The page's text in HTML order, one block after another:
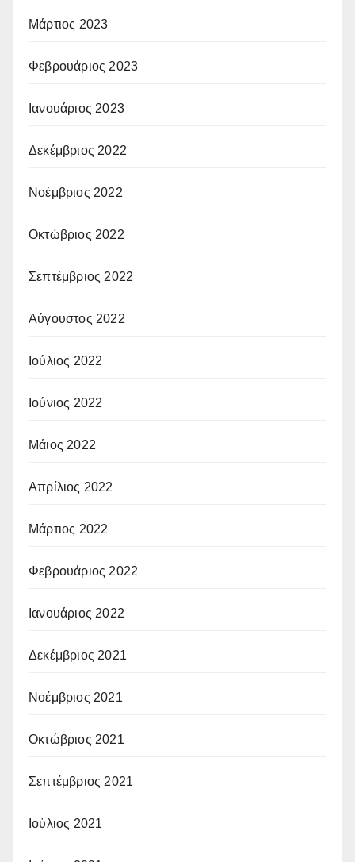
Μάρτιος 2023
Φεβρουάριος 2023
Ιανουάριος 2023
Δεκέμβριος 2022
Νοέμβριος 2022
Οκτώβριος 2022
Σεπτέμβριος 2022
Αύγουστος 2022
Ιούλιος 2022
Ιούνιος 2022
Μάιος 2022
Απρίλιος 2022
Μάρτιος 2022
Φεβρουάριος 2022
Ιανουάριος 2022
Δεκέμβριος 2021
Νοέμβριος 2021
Οκτώβριος 2021
Σεπτέμβριος 2021
Ιούλιος 2021